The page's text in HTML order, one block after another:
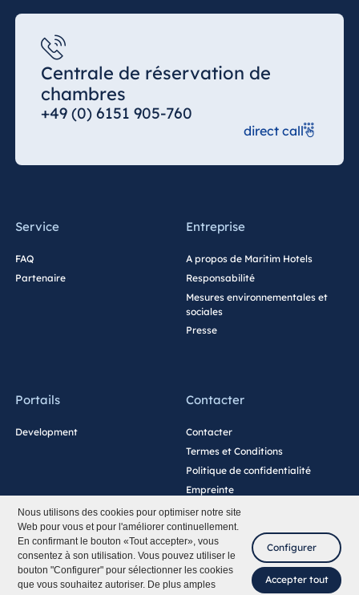
Nous utilisons des cookies pour optimiser notre site
Web pour vous et pour l'améliorer continuellement.
En confirmant le bouton «Tout accepter», vous
consentez à son utilisation. Vous pouvez utiliser le
bouton "Configurer" pour sélectionner les cookies
que vous souhaitez autoriser. De plus amples
Configurer
Accepter tout
Centrale de réservation de
chambres
+49 (0) 6151 905-760
direct call
Service
FAQ
Partenaire
Entreprise
A propos de Maritim Hotels
Responsabilité
Mesures environnementales et
sociales
Presse
Portails
Development
Contacter
Contacter
Termes et Conditions
Politique de confidentialité
Empreinte
Paramètres des cookies